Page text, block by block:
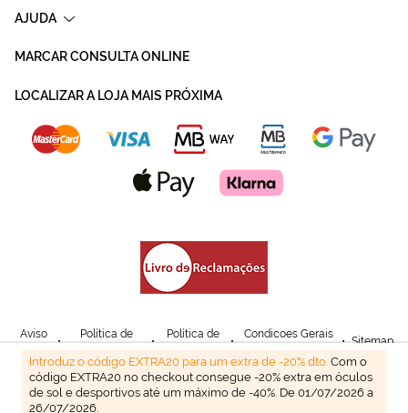
Introduz o código EXTRA20 para um extra de -20% dto. Com o
código EXTRA20 no checkout consegue -20% extra em óculos
de sol e desportivos até um máximo de -40%. De 01/07/2026 a
26/07/2026.
AJUDA
MARCAR CONSULTA ONLINE
LOCALIZAR A LOJA MAIS PRÓXIMA
Aviso
Legal
Política de
Privacidade
Política de
Cookies
Condicoes Gerais
de Venda
Sitemap
© Mais Optica. 2026